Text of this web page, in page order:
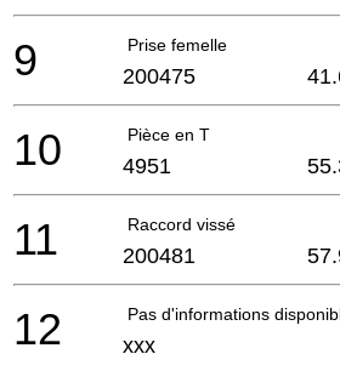
Prise femelle
9 200475
Pièce en T
10 4951
Raccord vissé
11 200481
Pas d'informations
12 xxx